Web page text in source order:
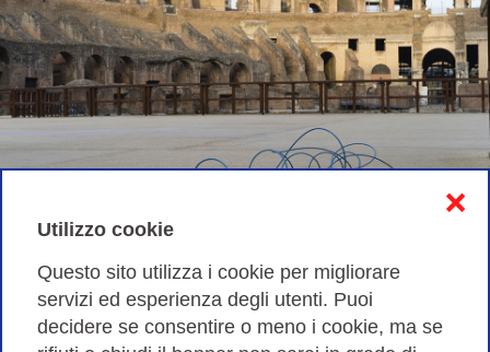
Utilizzo cookie
Questo sito utilizza i cookie per migliorare
servizi ed esperienza degli utenti. Puoi
decidere se consentire o meno i cookie, ma se
❌